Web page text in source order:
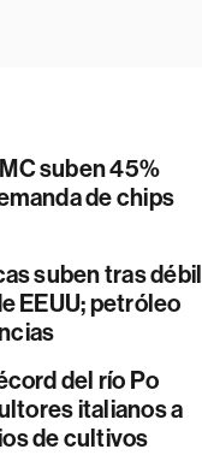
suben 45%
de chips
suben tras débil
EEUU; petróleo
del río Po
italianos a
de cultivos